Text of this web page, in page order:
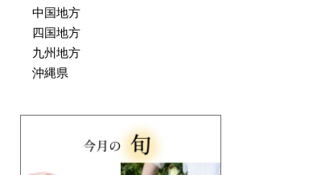
中国地方
四国地方
九州地方
沖縄県